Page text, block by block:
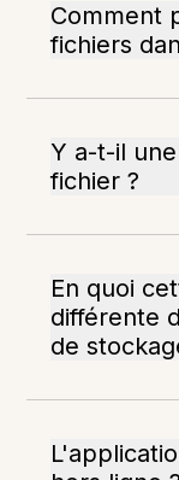
Comment
fichiers
Y a-t-il
fichier ?
En quoi
différente
de